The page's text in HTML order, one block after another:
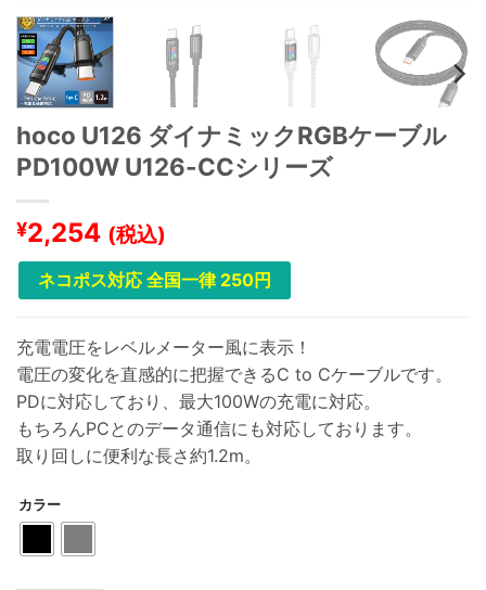
hoco U126 ダイナミックRGBケーブル
PD100W U126-CCシリーズ
¥2,254 (税込)
ネコポス対応 全国一律 250円
充電電圧をレベルメーター風に表示！
電圧の変化を直感的に把握できるC to Cケーブルです。
PDに対応しており、最大100Wの充電に対応。
もちろんPCとのデータ通信にも対応しております。
取り回しに便利な長さ約1.2m。
カラー